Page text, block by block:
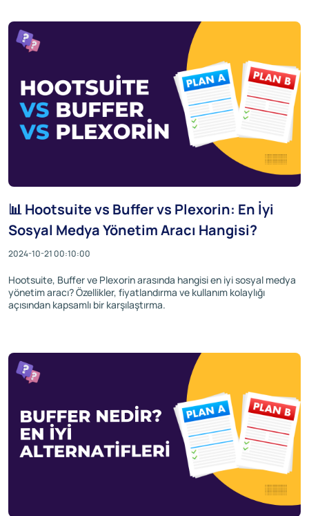
📊 Hootsuite vs Buffer vs Plexorin: En İyi
Sosyal Medya Yönetim Aracı Hangisi?
2024-10-21 00:10:00
Hootsuite, Buffer ve Plexorin arasında hangisi en iyi sosyal medya
yönetim aracı? Özellikler, fiyatlandırma ve kullanım kolaylığı
açısından kapsamlı bir karşılaştırma.